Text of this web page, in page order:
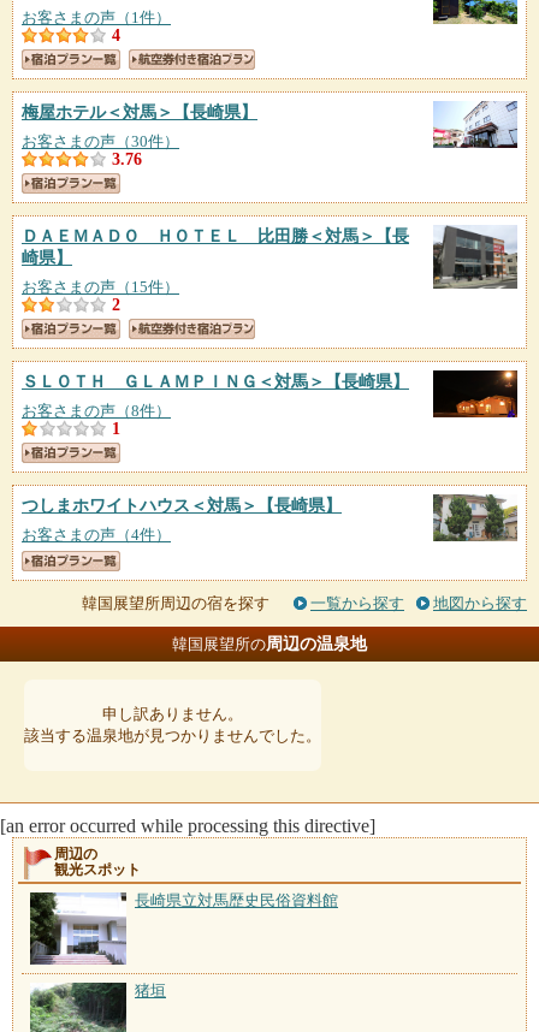
お客さまの声（1件）
4
梅屋ホテル＜対馬＞ 【長崎県】
お客さまの声（30件）
3.76
ＤＡＥＭＡＤＯ ＨＯＴＥＬ 比田勝＜対馬＞
【長
崎県】
お客さまの声（15件）
2
ＳＬＯＴＨ ＧＬＡＭＰＩＮＧ＜対馬＞ 【長崎県】
お客さまの声（8件）
1
つしまホワイトハウス＜対馬＞ 【長崎県】
お客さまの声（4件）
韓国展望所周辺の宿を探す 一覧から探す 地図から探す
韓国展望所の周辺の温泉地
申し訳ありません。
該当する温泉地が見つかりませんでした。
[an error occurred while processing this directive]
周辺の
観光スポット
長崎県立対馬歴史民俗資料館
猪垣